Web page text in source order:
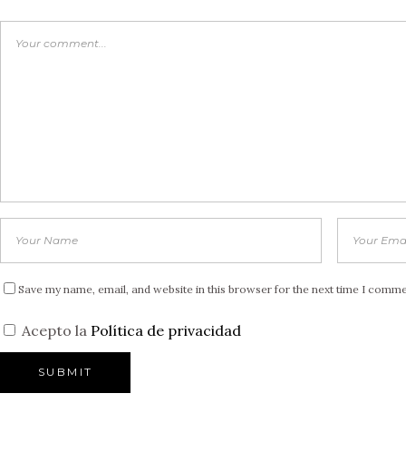
Save my name, email, and website in this browser for the next time I
Acepto la Política de privacidad